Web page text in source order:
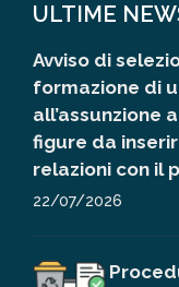
ULTIME
Avviso di
formazione di
all’assunzione
figure da
relazioni con il
22/07/2026